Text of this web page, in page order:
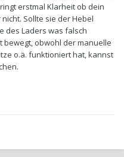
erstmal Klarheit ob dein
Sollte sie der Hebel
des Laders was falsch
bewegt, obwohl der manuelle
o.ä. funktioniert hat, kannst